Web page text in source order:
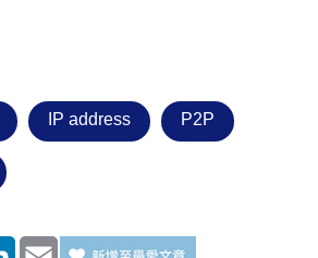
IP address P2P
LinkedIn
Email